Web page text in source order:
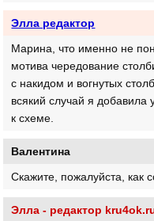
Элла редактор
Марина, что именно не
мотива чередование
с накидом и вогнутых
всякий случай я
к схеме.
Валентина
Скажите, пожалуйста, как
Элла - редактор